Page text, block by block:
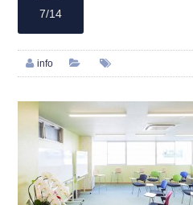
7/14
info